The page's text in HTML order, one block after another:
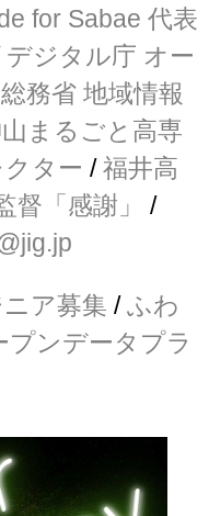
for Sabae 代表
デジタル庁 オー
総務省 地域情報
まるごと高専
ター /福井高
督「感謝」
/
ア募集 /ふわ
プンデータプラ